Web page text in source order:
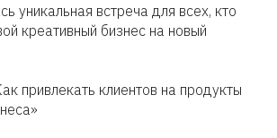
уникальная встреча для всех, кто
креативный бизнес на новый
привлекать клиентов на продукты